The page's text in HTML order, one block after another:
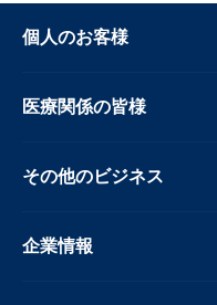
個人のお客様
医療関係の皆様
その他のビジネス
企業情報